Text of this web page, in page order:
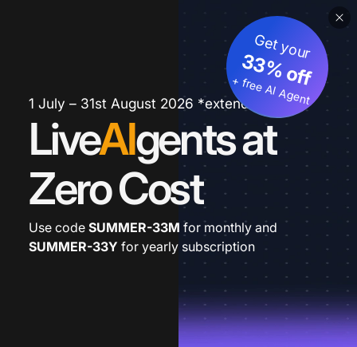
1 July – 31st August 2026 *extended
LiveAIgents at
Zero Cost
Get your
33% off
+ free AI Agent
Use code SUMMER-33M for monthly and
SUMMER-33Y for yearly subscription